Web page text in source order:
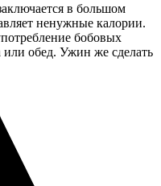
в большом
ненужные калории.
бобовых
или обед. Ужин же сделать